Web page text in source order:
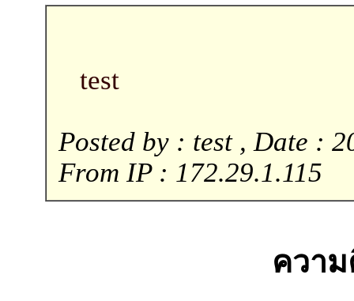
test
Posted by : test , Date :
From IP : 172.29.1.115
ควา